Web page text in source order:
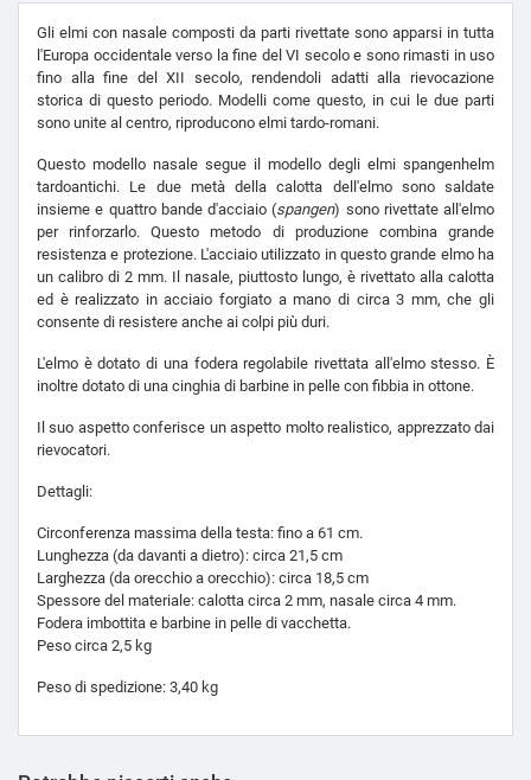
Gli elmi con nasale composti da parti rivettate sono apparsi in tutta
l'Europa occidentale verso la fine del VI secolo e sono rimasti in uso
fino alla fine del XII secolo, rendendoli adatti alla rievocazione
storica di questo periodo. Modelli come questo, in cui le due parti
sono unite al centro, riproducono elmi tardo-romani.
Questo modello nasale segue il modello degli elmi spangenhelm
tardoantichi. Le due metà della calotta dell'elmo sono saldate
insieme e quattro bande d'acciaio (spangen) sono rivettate all'elmo
per rinforzarlo. Questo metodo di produzione combina grande
resistenza e protezione. L'acciaio utilizzato in questo grande elmo ha
un calibro di 2 mm. Il nasale, piuttosto lungo, è rivettato alla calotta
ed è realizzato in acciaio forgiato a mano di circa 3 mm, che gli
consente di resistere anche ai colpi più duri.
L'elmo è dotato di una fodera regolabile rivettata all'elmo stesso. È
inoltre dotato di una cinghia di barbine in pelle con fibbia in ottone.
Il suo aspetto conferisce un aspetto molto realistico, apprezzato dai
rievocatori.
Dettagli:
Circonferenza massima della testa: fino a 61 cm.
Lunghezza (da davanti a dietro): circa 21,5 cm
Larghezza (da orecchio a orecchio): circa 18,5 cm
Spessore del materiale: calotta circa 2 mm, nasale circa 4 mm.
Fodera imbottita e barbine in pelle di vacchetta.
Peso circa 2,5 kg
Peso di spedizione: 3,40 kg